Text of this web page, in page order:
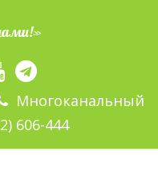
Многоканальный
606-444